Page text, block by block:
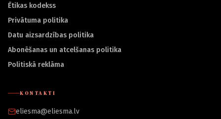
Ētikas kodekss
Privātuma politika
Datu aizsardzības politika
Abonēšanas un atcelšanas politika
Politiskā reklāma
KONTAKTI
eliesma@eliesma.lv